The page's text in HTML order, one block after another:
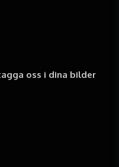
oss i dina bilder